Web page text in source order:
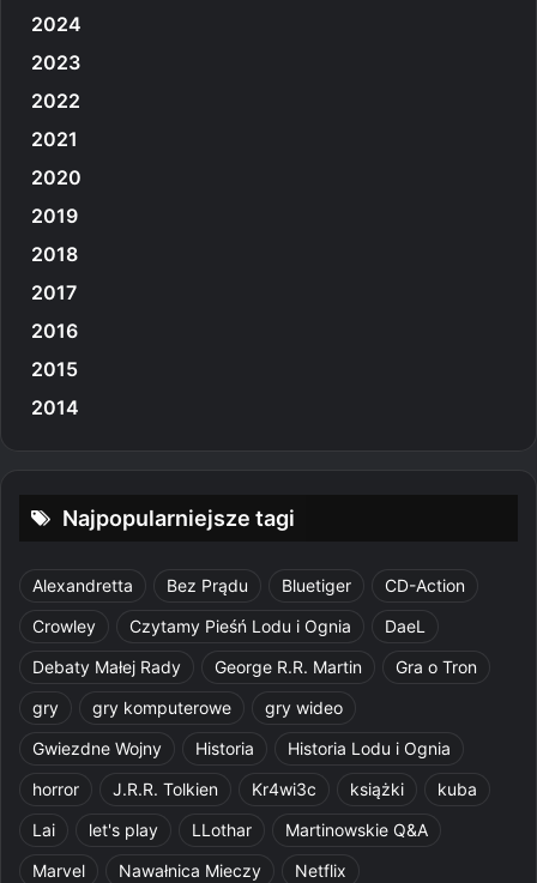
2024
2023
2022
2021
2020
2019
2018
2017
2016
2015
2014
Najpopularniejsze tagi
Alexandretta Bez Prądu Bluetiger
CD-Action
Crowley
Czytamy Pieśń Lodu i Ognia
DaeL
Debaty Małej Rady
George R.R. Martin
Gra o Tron
gry
gry komputerowe
gry wideo
Gwiezdne Wojny
Historia
Historia Lodu i Ognia
horror
J.R.R. Tolkien Kr4wi3c książki
kuba
Lai
let's play LLothar
Martinowskie Q&A
Marvel
Nawałnica Mieczy Netflix